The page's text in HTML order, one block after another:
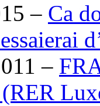
– Ca
–